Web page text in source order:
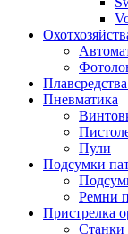
Пневматика
Пули
Подсумки
Ремни
Пристрелка
Станки